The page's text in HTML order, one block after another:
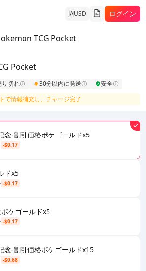
JAUSD ログイン
TCG Pocket
Pocket
り切れ 30分以内に発送
安全
で情報補充し、チャージ完了
念-割引価格ポケゴールドx5
-$0.17
ドx5
-$0.17
ケゴールドx5
-$0.17
念-割引価格ポケゴールドx15
-$0.68